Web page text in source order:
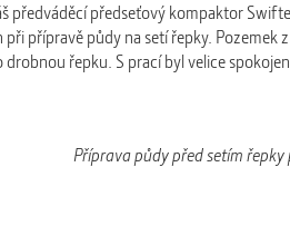
předváděcí předseťový kompaktor
přípravě půdy na setí řepky. Pozemek
řepku. S prací byl velice
půdy před setím řepky